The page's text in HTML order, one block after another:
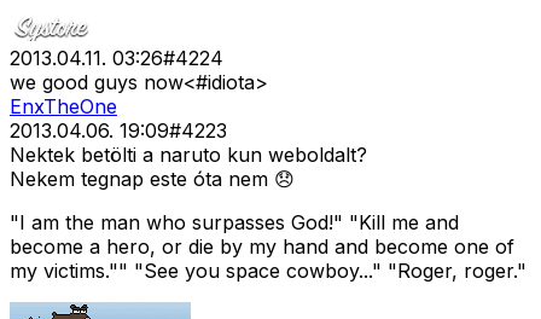
2013.04.11. 03:26#4224
we good guys now<#idiota>
EnxTheOne
2013.04.06. 19:09#4223
Nektek betölti a naruto kun weboldalt?
Nekem tegnap este óta nem 😞
"I am the man who surpasses God!" "Kill me and
become a hero, or die by my hand and become one of
my victims."" "See you space cowboy..." "Roger, roger."